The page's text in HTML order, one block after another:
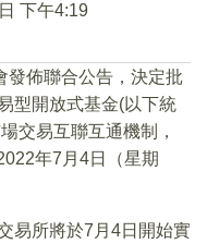
下午4:19
發佈聯合公告，決定批
型開放式基金(以下統
交易互聯互通機制，
年7月4日（星期
易所將於7月4日開始實